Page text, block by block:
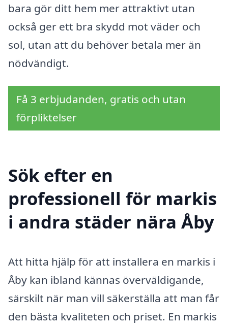
bara gör ditt hem mer attraktivt utan
också ger ett bra skydd mot väder och
sol, utan att du behöver betala mer än
nödvändigt.
Få 3 erbjudanden, gratis och utan
förpliktelser
Sök efter en
professionell för markis
i andra städer nära Åby
Att hitta hjälp för att installera en markis i
Åby kan ibland kännas överväldigande,
särskilt när man vill säkerställa att man får
den bästa kvaliteten och priset. En markis